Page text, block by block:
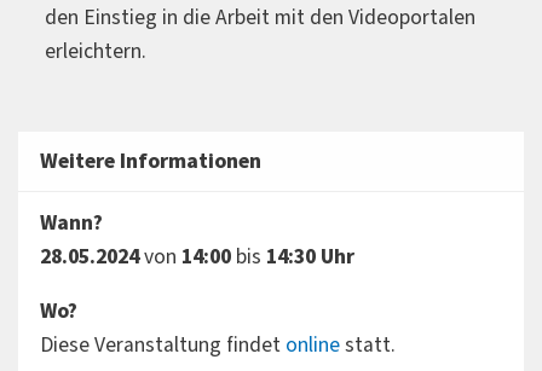
den Einstieg in die Arbeit mit den Videoportalen
erleichtern.
Weitere Informationen
Wann?
28.05.2024von 14:00bis 14:30 Uhr
Wo?
Diese Veranstaltung findet onlinestatt.